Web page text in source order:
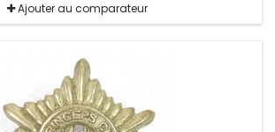
Ajouter au comparateur